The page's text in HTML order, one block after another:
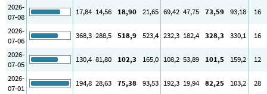
2026-
07-08
17,84 14,56 18,90 21,65 69,42 47,75 73,59 93,18
16
2026-
07-06
368,3 288,5 518,9 523,4 232,3 182,4 328,3 330,1
16
2026-
07-05
130,4 81,80 102,3 165,0 108,2 53,89 101,5 159,2
12
2026-
07-01
194,8 28,63 75,38 93,53 192,3 19,94 82,25 103,2
28